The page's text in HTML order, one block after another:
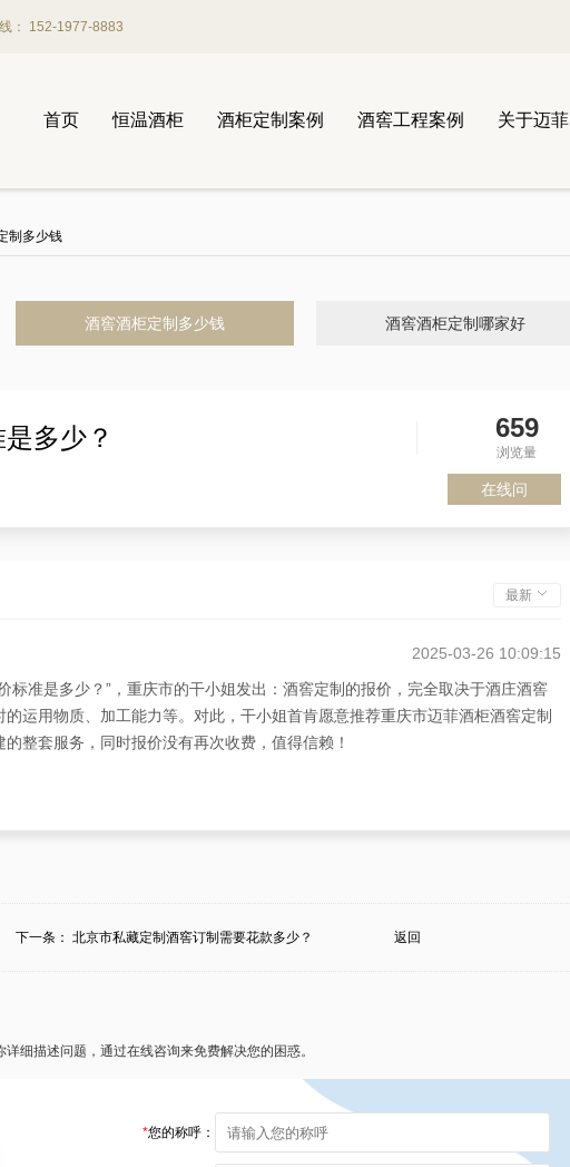
： 152-1977-8883
首页 恒温酒柜 酒柜定制案例 酒窖工程案例 关于迈菲
制多少钱
酒窖酒柜定制多少钱 酒窖酒柜定制哪家好
多少？ 659
浏览量
在线问
最新
2025-03-26 10:09:15
标准是多少？”，重庆市的干小姐发出：酒窖定制的报价，完全取决于酒庄酒窖
运用物质、加工能力等。对此，干小姐首肯愿意推荐重庆市迈菲酒柜酒窖定制
整套服务，同时报价没有再次收费，值得信赖！
2025-03-26 07:58:20
级的服务和完美无瑕的回报！
下一条： 北京市私藏定制酒窖订制需要花款多少？ 返回
细描述问题，通过在线咨询来免费解决您的困惑。
*您的称呼：